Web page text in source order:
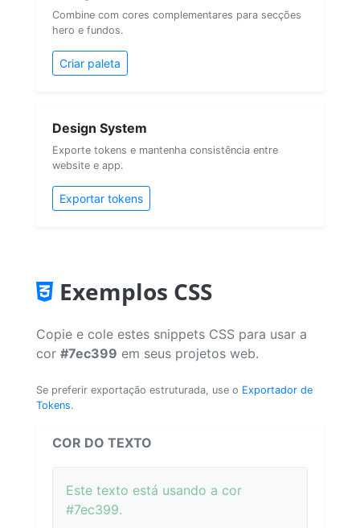
Combine com cores complementares para secções
hero e fundos.
Criar paleta
Design System
Exporte tokens e mantenha consistência entre
website e app.
Exportar tokens
Exemplos CSS
Copie e cole estes snippets CSS para usar a
cor #7ec399 em seus projetos web.
Se preferir exportação estruturada, use o Exportador de
Tokens.
COR DO TEXTO
Este texto está usando a cor
#7ec399.